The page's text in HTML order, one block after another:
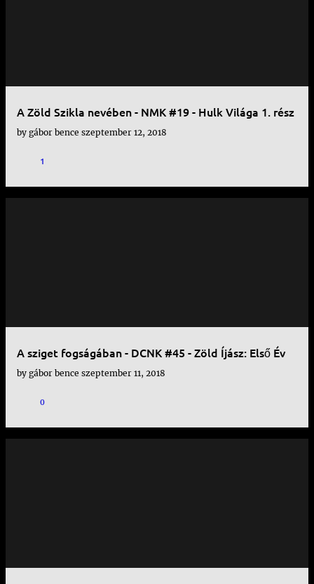
A Zöld Szikla nevében - NMK #19 - Hulk Világa 1. rész
by gábor bence szeptember 12, 2018
1
A sziget fogságában - DCNK #45 - Zöld Íjász: Első Év
by gábor bence szeptember 11, 2018
0